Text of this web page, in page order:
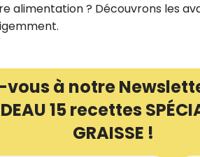
alimentation ? Découvrons les
à notre
15 recettes
GRAISSE !